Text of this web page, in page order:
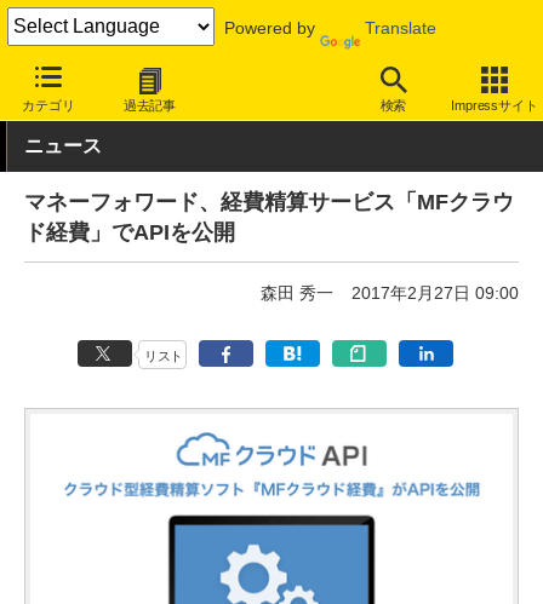
Powered by Translate
カテゴリ 過去記事 検索 Impressサイト
INTERNET Watch サービス/ソフト ソフトウェア 会計・業務
ニュース
マネーフォワード、経費精算サービス「MFクラウ
ド経費」でAPIを公開
森田 秀一 2017年2月27日 09:00
リスト